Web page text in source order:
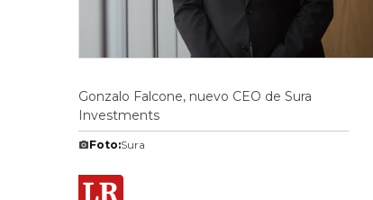
Gonzalo Falcone, nuevo CEO de Sura
Investments
Foto:Sura